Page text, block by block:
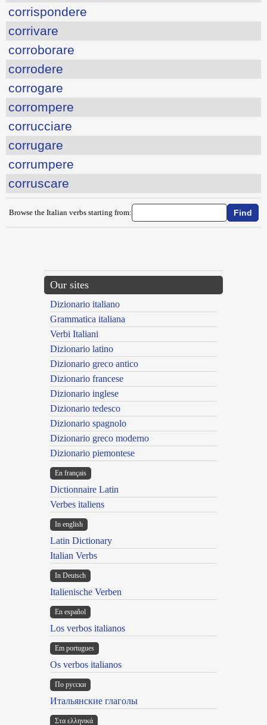
corrispondere
corrivare
corroborare
corrodere
corrogare
corrompere
corrucciare
corrugare
corrumpere
corruscare
Browse the Italian verbs starting from:
Our sites
Dizionario italiano
Grammatica italiana
Verbi Italiani
Dizionario latino
Dizionario greco antico
Dizionario francese
Dizionario inglese
Dizionario tedesco
Dizionario spagnolo
Dizionario greco moderno
Dizionario piemontese
En français
Dictionnaire Latin
Verbes italiens
In english
Latin Dictionary
Italian Verbs
In Deutsch
Italienische Verben
En español
Los verbos italianos
Em portugues
Os verbos italianos
По русски
Итальянские глаголы
Στα ελληνικά